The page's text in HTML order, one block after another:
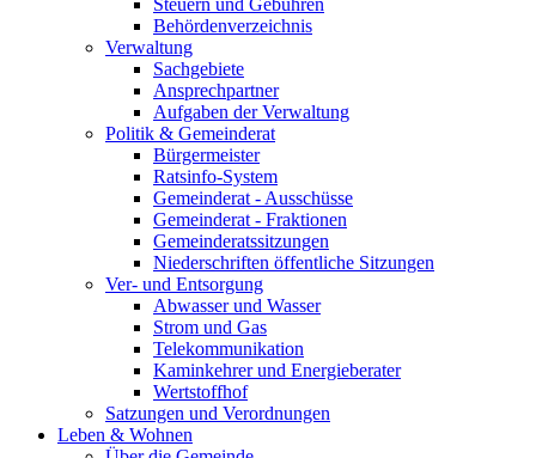
Steuern und Gebühren
Behördenverzeichnis
Verwaltung
Sachgebiete
Ansprechpartner
Aufgaben der Verwaltung
Politik & Gemeinderat
Bürgermeister
Ratsinfo-System
Gemeinderat - Ausschüsse
Gemeinderat - Fraktionen
Gemeinderatssitzungen
Niederschriften öffentliche Sitzungen
Ver- und Entsorgung
Abwasser und Wasser
Strom und Gas
Telekommunikation
Kaminkehrer und Energieberater
Wertstoffhof
Satzungen und Verordnungen
Leben & Wohnen